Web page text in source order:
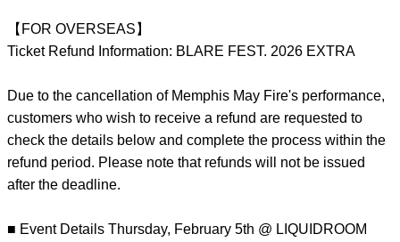
【FOR OVERSEAS】
Ticket Refund Information: BLARE FEST. 2026 EXTRA
Due to the cancellation of Memphis May Fire's performance,
customers who wish to receive a refund are requested to
check the details below and complete the process within the
refund period. Please note that refunds will not be issued
after the deadline.
■ Event Details Thursday, February 5th @ LIQUIDROOM